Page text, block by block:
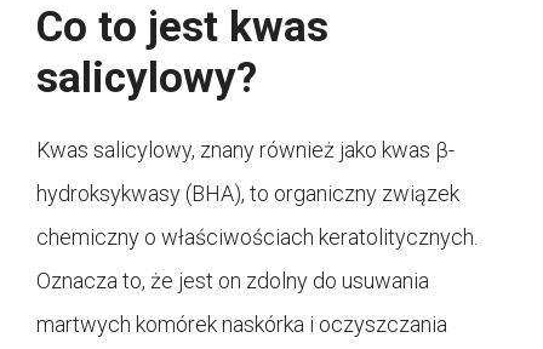
Co to jest kwas
salicylowy?
Kwas salicylowy, znany również jako kwas β-
hydroksykwasy (BHA), to organiczny związek
chemiczny o właściwościach keratolitycznych.
Oznacza to, że jest on zdolny do usuwania
martwych komórek naskórka i oczyszczania